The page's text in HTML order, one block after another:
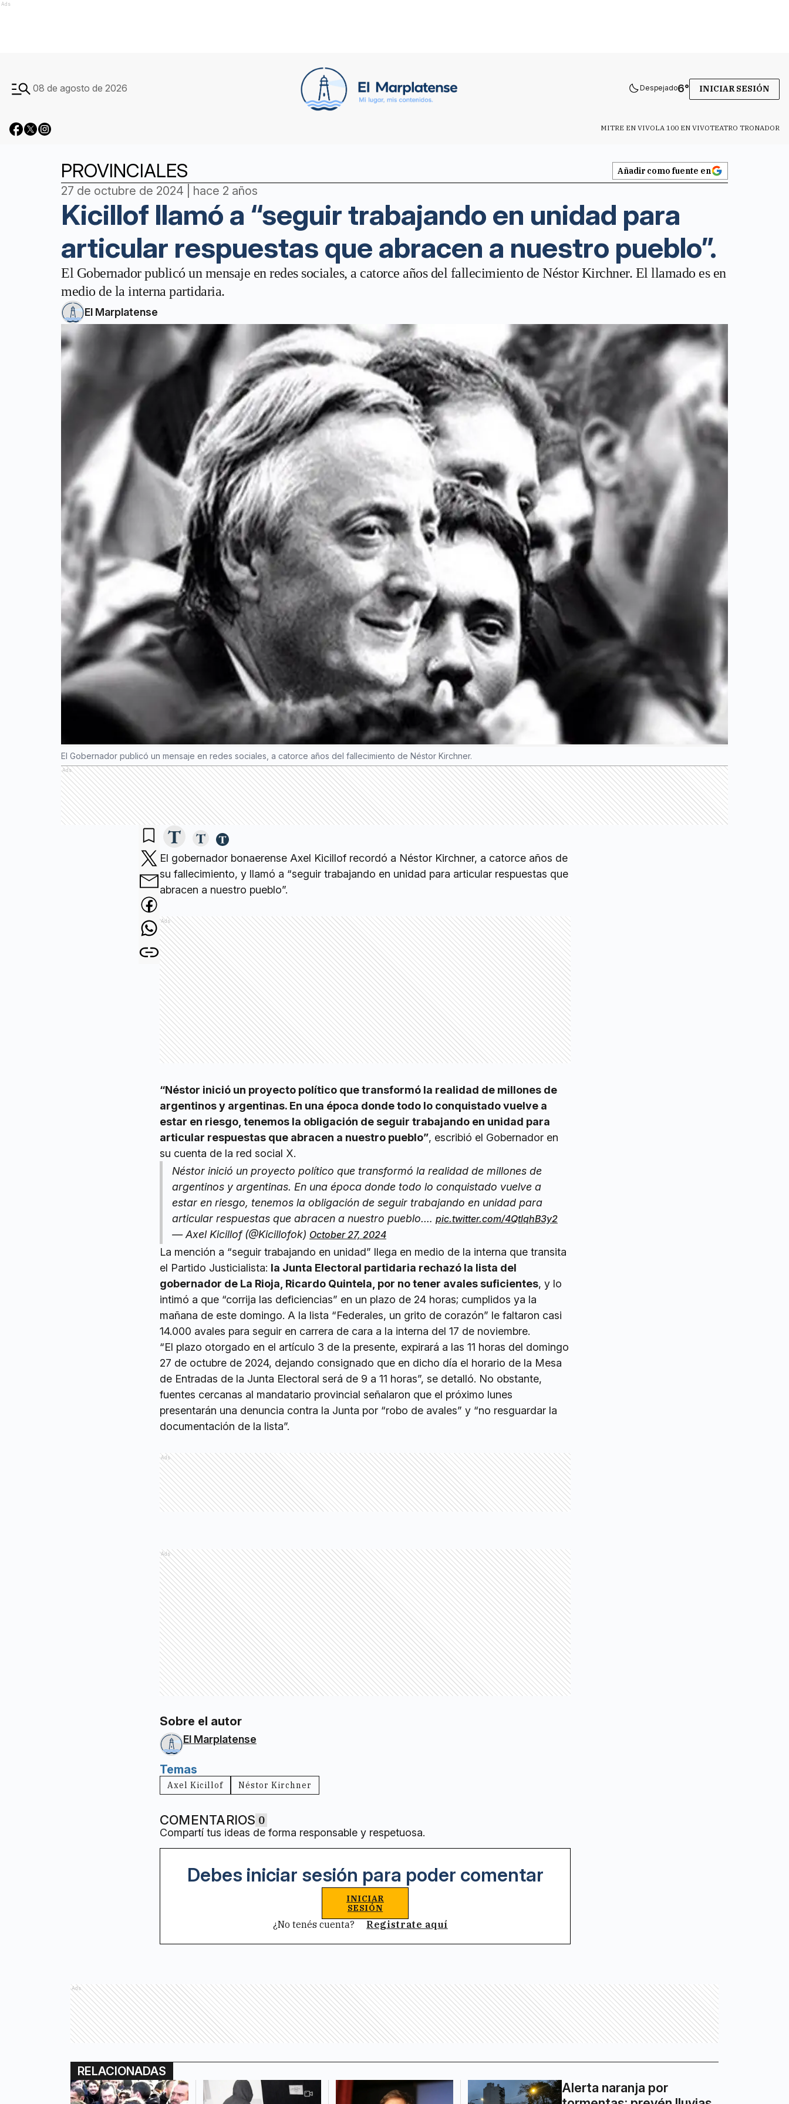
Ads
08 de agosto de 2026 Despejado6° INICIAR SESIÓN
MITRE EN VIVOLA 100 EN VIVOTEATRO TRONADOR
PROVINCIALES Añadir como fuente en
27 de octubre de 2024 | hace 2 años
Kicillof llamó a “seguir trabajando en unidad para
articular respuestas que abracen a nuestro pueblo”.
El Gobernador publicó un mensaje en redes sociales, a catorce años del fallecimiento de Néstor Kirchner. El llamado es en
medio de la interna partidaria.
El Marplatense
El Gobernador publicó un mensaje en redes sociales, a catorce años del fallecimiento de Néstor Kirchner.
Ads
El gobernador bonaerense Axel Kicillof recordó a Néstor Kirchner, a catorce años de
su fallecimiento, y llamó a “seguir trabajando en unidad para articular respuestas que
abracen a nuestro pueblo”.
Ads
“Néstor inició un proyecto político que transformó la realidad de millones de
argentinos y argentinas. En una época donde todo lo conquistado vuelve a
estar en riesgo, tenemos la obligación de seguir trabajando en unidad para
articular respuestas que abracen a nuestro pueblo”, escribió el Gobernador en
su cuenta de la red social X.
Néstor inició un proyecto político que transformó la realidad de millones de
argentinos y argentinas. En una época donde todo lo conquistado vuelve a
estar en riesgo, tenemos la obligación de seguir trabajando en unidad para
articular respuestas que abracen a nuestro pueblo.… pic.twitter.com/4QtlqhB3y2
— Axel Kicillof (@Kicillofok) October 27, 2024
La mención a “seguir trabajando en unidad” llega en medio de la interna que transita
el Partido Justicialista: la Junta Electoral partidaria rechazó la lista del
gobernador de La Rioja, Ricardo Quintela, por no tener avales suficientes, y lo
intimó a que “corrija las deficiencias” en un plazo de 24 horas; cumplidos ya la
mañana de este domingo. A la lista “Federales, un grito de corazón” le faltaron casi
14.000 avales para seguir en carrera de cara a la interna del 17 de noviembre.
“El plazo otorgado en el artículo 3 de la presente, expirará a las 11 horas del domingo
27 de octubre de 2024, dejando consignado que en dicho día el horario de la Mesa
de Entradas de la Junta Electoral será de 9 a 11 horas”, se detalló. No obstante,
fuentes cercanas al mandatario provincial señalaron que el próximo lunes
presentarán una denuncia contra la Junta por “robo de avales” y “no resguardar la
documentación de la lista”.
Ads
Ads
Sobre el autor
El Marplatense
Temas
Axel Kicillof Néstor Kirchner
COMENTARIOS 0
Compartí tus ideas de forma responsable y respetuosa.
Debes iniciar sesión para poder comentar
INICIAR
SESIÓN
¿No tenés cuenta? Registrate aquí
Ads
RELACIONADAS
Alerta naranja por